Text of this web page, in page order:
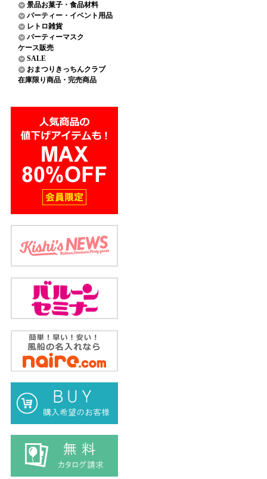
景品お菓子・食品材料
パーティー・イベント用品
レトロ雑貨
パーティーマスク
ケース販売
SALE
おまつりきっちんクラブ
在庫限り商品・完売商品